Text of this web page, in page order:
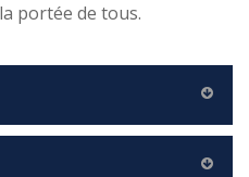
portée de tous.